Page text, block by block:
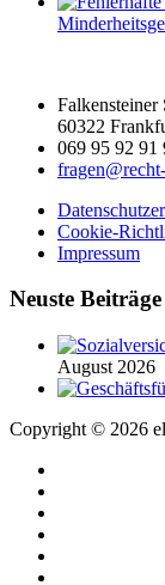
Falkensteiner
60322
069 95 92 91
Cookie-
Impressum
Neuste Beiträge
August 2026
Copyright © 2026